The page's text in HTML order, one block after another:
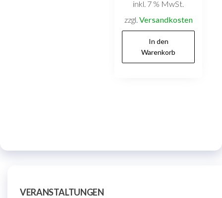
inkl. 7 % MwSt.
zzgl. Versandkosten
In den
Warenkorb
VERANSTALTUNGEN